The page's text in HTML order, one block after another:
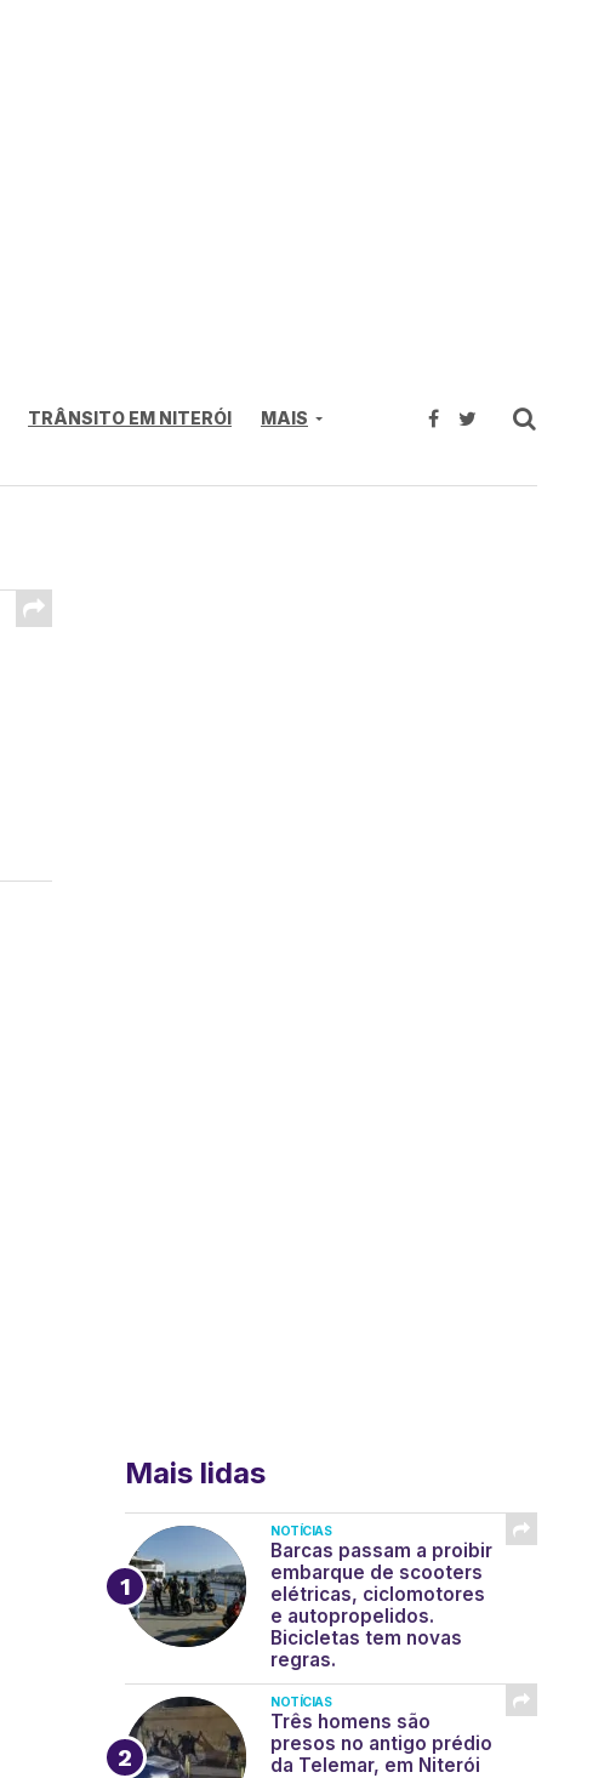
TRÂNSITO EM NITERÓI MAIS
Mais lidas
NOTÍCIAS
Barcas passam a proibir
embarque de scooters
elétricas, ciclomotores
e autopropelidos.
Bicicletas tem novas
regras.
NOTÍCIAS
Três homens são
presos no antigo prédio
da Telemar, em Niterói